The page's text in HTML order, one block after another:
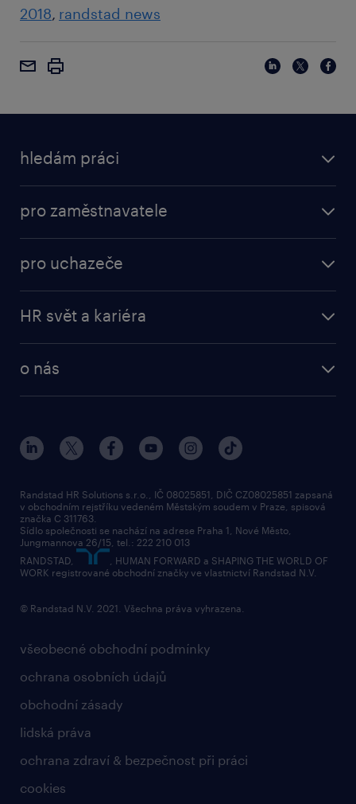
2018 randstad news
hledám práci
pro zaměstnavatele
pro uchazeče
HR svět a kariéra
o nás
všeobecné obchodní podmínky
ochrana osobních údajů
obchodní zásady
lidská práva
ochrana zdraví & bezpečnost při práci
cookies
Randstad HR Solutions s.r.o., IČ 08025851, DIČ CZ08025851 zapsaná
v obchodním rejstříku vedeném Městským soudem v Praze, spisová
značka C 311763.
Sídlo společnosti se nachází na adrese Praha 1, Nové Město,
Jungmannova 26/15, tel.: 222 210 013
RANDSTAD,
, HUMAN FORWARD a SHAPING THE WORLD OF
WORK registrované obchodní značky ve vlastnictví Randstad N.V.
© Randstad N.V. 2021. Všechna práva vyhrazena.